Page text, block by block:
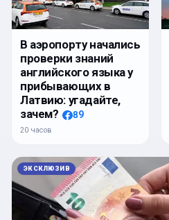
В аэропорту начались
проверки знаний
английского языка у
прибывающих в
Латвию: угадайте,
зачем?
89
20 часов
ЭКСКЛЮЗИВ